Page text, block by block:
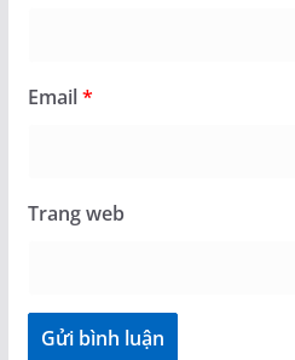
Email*
Trang web